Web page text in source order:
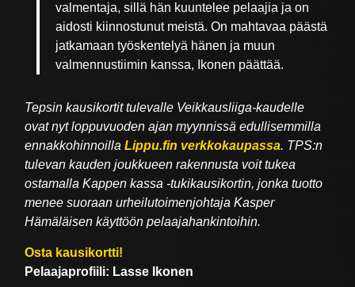
valmentaja, sillä hän kuuntelee pelaajia ja on
aidosti kiinnostunut meistä. On mahtavaa päästä
jatkamaan työskentelyä hänen ja muun
valmennustiimin kanssa, Ikonen päättää.
Tepsin kausikortit tulevalle Veikkausliiga-kaudelle
ovat nyt loppuvuoden ajan myynnissä edullisemmilla
ennakkohinnoillaLippu.fin verkkokaupassa. TPS:n
tulevan kauden joukkueen rakennusta voit tukea
ostamalla Kappen kassa -tukikausikortin, jonka tuotto
menee suoraan urheilutoimenjohtaja Kasper
Hämäläisen käyttöön pelaajahankintoihin.
Osta kausikortti!
Pelaajaprofiili: Lasse Ikonen